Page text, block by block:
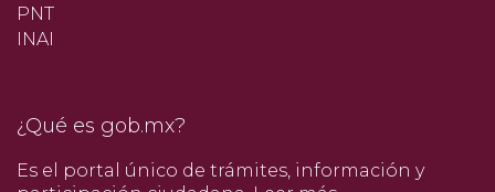
PNT
INAI
¿Qué es gob.mx?
Es el portal único de trámites, información y